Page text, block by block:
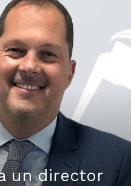
un director